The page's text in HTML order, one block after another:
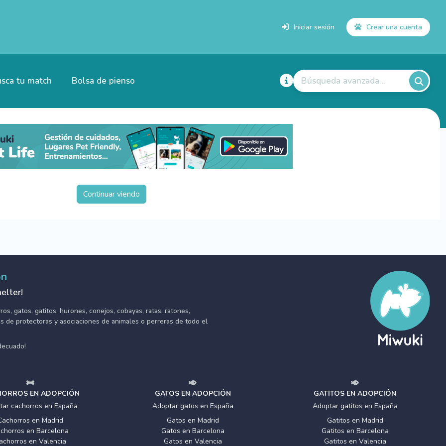
Iniciar sesión Crear una cuenta
tu match Bolsa de pienso Búsqueda avanzada...
Continuar viendo
gatos, gatitos, hurones, conejos, cobayas, ratas, ratones,
de protectoras y asociaciones de animales o perreras de todo el
EN ADOPCIÓN
cachorros en España
en Madrid
en Barcelona
en Valencia
GATOS EN ADOPCIÓN
Adoptar gatos en España
Gatos en Madrid
Gatos en Barcelona
Gatos en Valencia
GATITOS EN ADOPCIÓN
Adoptar gatitos en España
Gatitos en Madrid
Gatitos en Barcelona
Gatitos en Valencia